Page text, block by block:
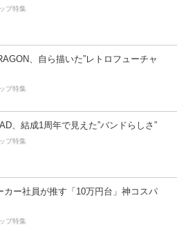
プ特集
、自ら描いた”レトロフューチャ
プ特集
、結成1周年で見えた”バンドらしさ”
プ特集
カー社員が推す「10万円台」神コスパ
プ特集